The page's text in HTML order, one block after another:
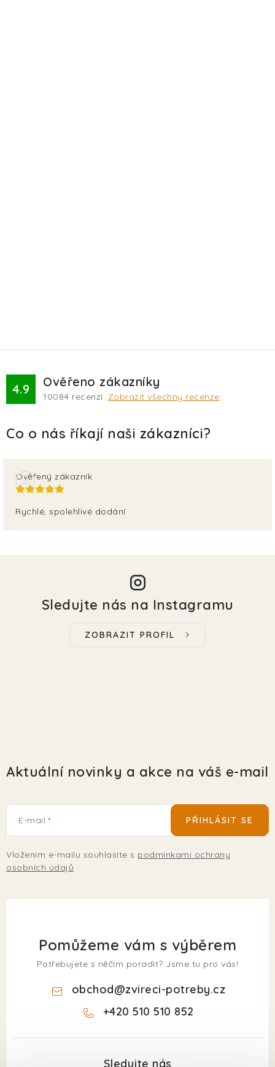
4.9 Ověřeno zákazníky
10084 recenzí. Zobrazit všechny recenze
Ověřený zákazník
Rychlé, spolehlivé dodání
Sledujte nás na Instagramu
ZOBRAZIT PROFIL
Aktuální novinky a akce na váš e-mail
E-mail
Vložením e-mailu souhlasíte s podmínkami ochrany
osobních údajů
PŘIHLÁSIT SE
Pomůžeme vám s výběrem
Potřebujete s něčím poradit? Jsme tu pro vás!
obchod@zvireci-potreby.cz
+420 510 510 852